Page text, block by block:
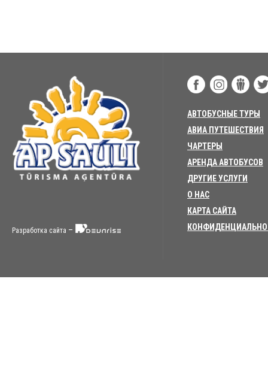
Разработка сайта –
АВТОБУСНЫЕ ТУРЫ
АВИА ПУТЕШЕСТВИЯ
ЧАРТЕРЫ
АРЕНДА АВТОБУСОВ
ДРУГИЕ УСЛУГИ
О НАС
КАРТА САЙТА